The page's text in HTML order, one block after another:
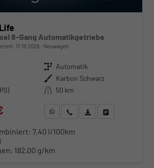
8-Gang Automatikgetriebe
17.10.2026 Neuwagen
Getriebe Automatik
Außenfarbe Karbon Schwarz
Kilometerstand 50 km
WhatsApp anfragen
Wir rufen Sie anFahrzeugexposé (PDF)
7,40 l/100km
182,00 g/km